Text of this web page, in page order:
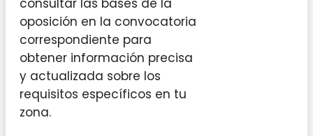
consultar las bases de la
oposición en la convocatoria
correspondiente para
obtener información precisa
y actualizada sobre los
requisitos específicos en tu
zona.